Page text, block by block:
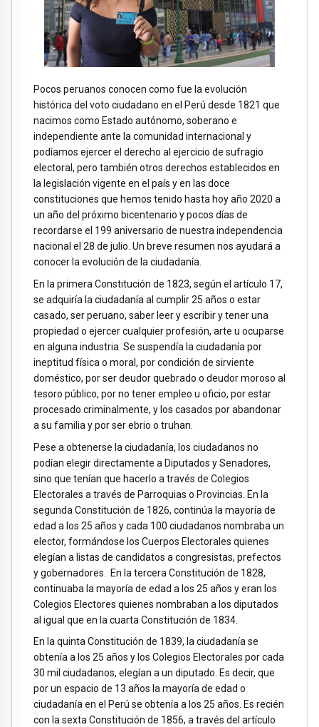
Pocos peruanos conocen como fue la evolución
histórica del voto ciudadano en el Perú desde 1821 que
nacimos como Estado autónomo, soberano e
independiente ante la comunidad internacional y
podíamos ejercer el derecho al ejercicio de sufragio
electoral, pero también otros derechos establecidos en
la legislación vigente en el país y en las doce
constituciones que hemos tenido hasta hoy año 2020 a
un año del próximo bicentenario y pocos días de
recordarse el 199 aniversario de nuestra independencia
nacional el 28 de julio. Un breve resumen nos ayudará a
conocer la evolución de la ciudadanía.
En la primera Constitución de 1823, según el artículo 17,
se adquiría la ciudadanía al cumplir 25 años o estar
casado, ser peruano, saber leer y escribir y tener una
propiedad o ejercer cualquier profesión, arte u ocuparse
en alguna industria. Se suspendía la ciudadanía por
ineptitud física o moral, por condición de sirviente
doméstico, por ser deudor quebrado o deudor moroso al
tesoro público, por no tener empleo u oficio, por estar
procesado criminalmente, y los casados por abandonar
a su familia y por ser ebrio o truhan.
Pese a obtenerse la ciudadanía, los ciudadanos no
podían elegir directamente a Diputados y Senadores,
sino que tenían que hacerlo a través de Colegios
Electorales a través de Parroquias o Provincias. En la
segunda Constitución de 1826, continúa la mayoría de
edad a los 25 años y cada 100 ciudadanos nombraba un
elector, formándose los Cuerpos Electorales quienes
elegían a listas de candidatos a congresistas, prefectos
y gobernadores. En la tercera Constitución de 1828,
continuaba la mayoría de edad a los 25 años y eran los
Colegios Electores quienes nombraban a los diputados
al igual que en la cuarta Constitución de 1834.
En la quinta Constitución de 1839, la ciudadanía se
obtenía a los 25 años y los Colegios Electorales por cada
30 mil ciudadanos, elegían a un diputado. Es decir, que
por un espacio de 13 años la mayoría de edad o
ciudadanía en el Perú se obtenía a los 25 años. Es recién
con la sexta Constitución de 1856, a través del artículo